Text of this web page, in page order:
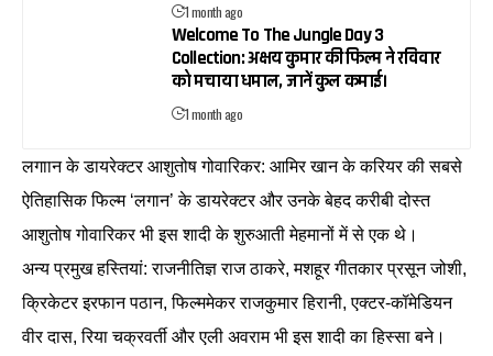
1 month ago
Welcome To The Jungle Day 3
Collection: अक्षय कुमार की फिल्म ने रविवार
को मचाया धमाल, जानें कुल कमाई।
1 month ago
लगाान के डायरेक्टर आशुतोष गोवारिकर: आमिर खान के करियर की सबसे
ऐतिहासिक फिल्म ‘लगान’ के डायरेक्टर और उनके बेहद करीबी दोस्त
आशुतोष गोवारिकर भी इस शादी के शुरुआती मेहमानों में से एक थे।
अन्य प्रमुख हस्तियां: राजनीतिज्ञ राज ठाकरे, मशहूर गीतकार प्रसून जोशी,
क्रिकेटर इरफान पठान, फिल्ममेकर राजकुमार हिरानी, एक्टर-कॉमेडियन
वीर दास, रिया चक्रवर्ती और एली अवराम भी इस शादी का हिस्सा बने।